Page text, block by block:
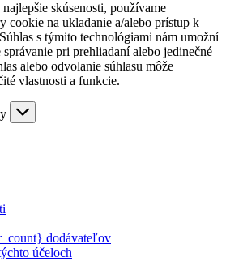
skúsenosti, používame
cookie na ukladanie a/alebo prístup k
s týmito technológiami nám umožní
pri prehliadaní alebo jedinečné
alebo odvolanie súhlasu môže
vlastnosti a funkcie.
dodávateľov
účeloch